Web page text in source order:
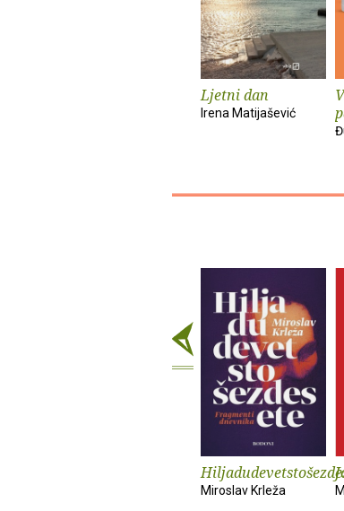
Ljetni dan
Irena Matijašević
Miroslav Krleža